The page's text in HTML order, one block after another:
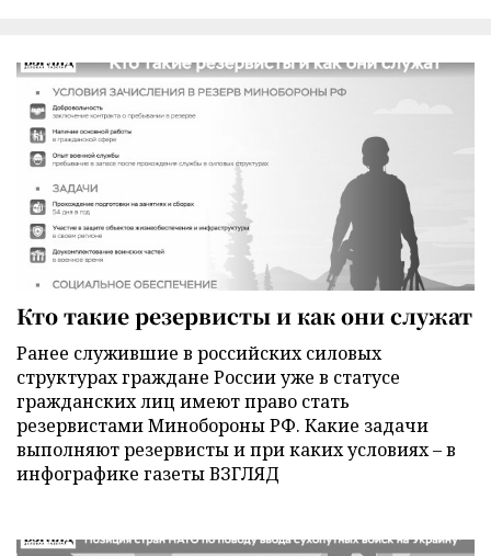
Кто такие резервисты и как они служат
Ранее служившие в российских силовых
структурах граждане России уже в статусе
гражданских лиц имеют право стать
резервистами Минобороны РФ. Какие задачи
выполняют резервисты и при каких условиях – в
инфографике газеты ВЗГЛЯД